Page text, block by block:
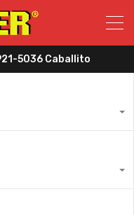
5036 Caballito